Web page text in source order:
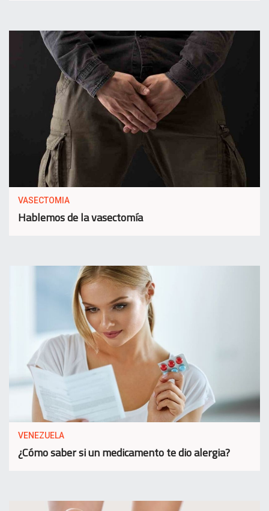
VASECTOMIA
Hablemos de la vasectomía
VENEZUELA
¿Cómo saber si un medicamento te dio alergia?